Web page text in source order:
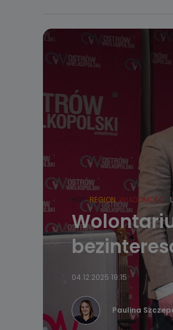
HOT REGION WIADOMOŚCI
04.12.2025 19:15
Paulina